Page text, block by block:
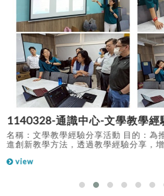
1140328-通識中心-文學教學經
名稱：文學教學經驗分享活動 目的：為
進創新教學方法，透過教學經驗分享
態的變化， 促進教學品質之提升，
修平科技大學D0202教室
view